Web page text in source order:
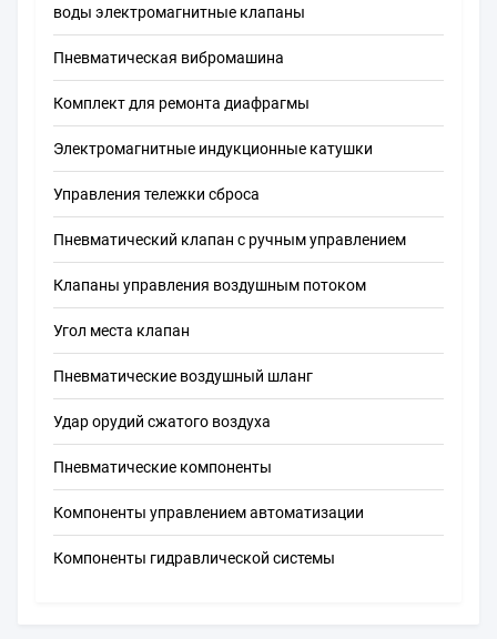
воды электромагнитные клапаны
Пневматическая вибромашина
Комплект для ремонта диафрагмы
Электромагнитные индукционные катушки
Управления тележки сброса
Пневматический клапан с ручным управлением
Клапаны управления воздушным потоком
Угол места клапан
Пневматические воздушный шланг
Удар орудий сжатого воздуха
Пневматические компоненты
Компоненты управлением автоматизации
Компоненты гидравлической системы